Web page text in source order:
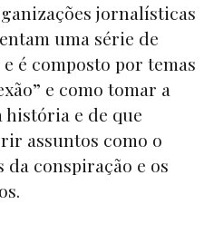
jornalísticas
uma série de
é composto por temas
e como tomar a
e de que
assuntos como o
conspiração e os